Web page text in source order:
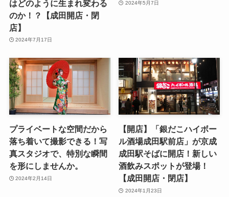
はどのように生まれ変わる
のか！？【成田開店・閉
店】
2024年7月17日
2024年5月7日
プライベートな空間だから
落ち着いて撮影できる！写
真スタジオで、特別な瞬間
を形にしませんか。
2024年2月14日
【開店】「銀だこハイボー
ル酒場成田駅前店」が京成
成田駅そばに開店！新しい
酒飲みスポットが登場！
【成田開店・閉店】
2024年1月23日